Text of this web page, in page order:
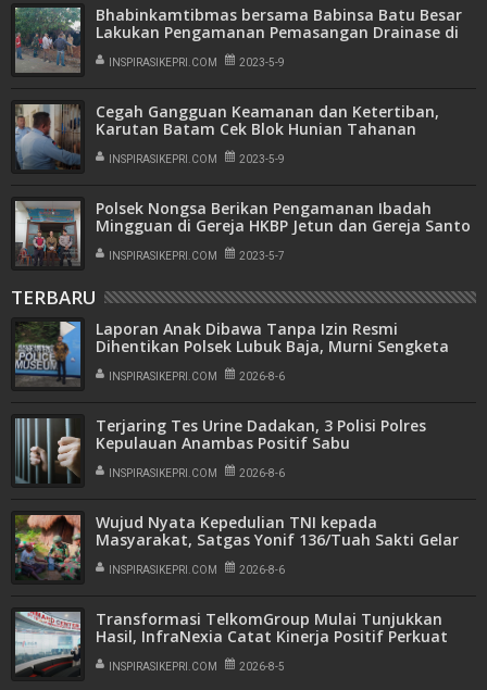
Bhabinkamtibmas bersama Babinsa Batu Besar
Lakukan Pengamanan Pemasangan Drainase di
INSPIRASIKEPRI.COM 2023-5-9
Cegah Gangguan Keamanan dan Ketertiban,
Karutan Batam Cek Blok Hunian Tahanan
INSPIRASIKEPRI.COM 2023-5-9
Polsek Nongsa Berikan Pengamanan Ibadah
Mingguan di Gereja HKBP Jetun dan Gereja Santo
INSPIRASIKEPRI.COM 2023-5-7
TERBARU
Laporan Anak Dibawa Tanpa Izin Resmi
Dihentikan Polsek Lubuk Baja, Murni Sengketa
INSPIRASIKEPRI.COM 2026-8-6
Terjaring Tes Urine Dadakan, 3 Polisi Polres
Kepulauan Anambas Positif Sabu
INSPIRASIKEPRI.COM 2026-8-6
Wujud Nyata Kepedulian TNI kepada
Masyarakat, Satgas Yonif 136/Tuah Sakti Gelar
Pengobatan Keliling di Kampung Kalome
INSPIRASIKEPRI.COM 2026-8-6
Transformasi TelkomGroup Mulai Tunjukkan
Hasil, InfraNexia Catat Kinerja Positif Perkuat
Infrastruktur Digital Nasional
INSPIRASIKEPRI.COM 2026-8-5